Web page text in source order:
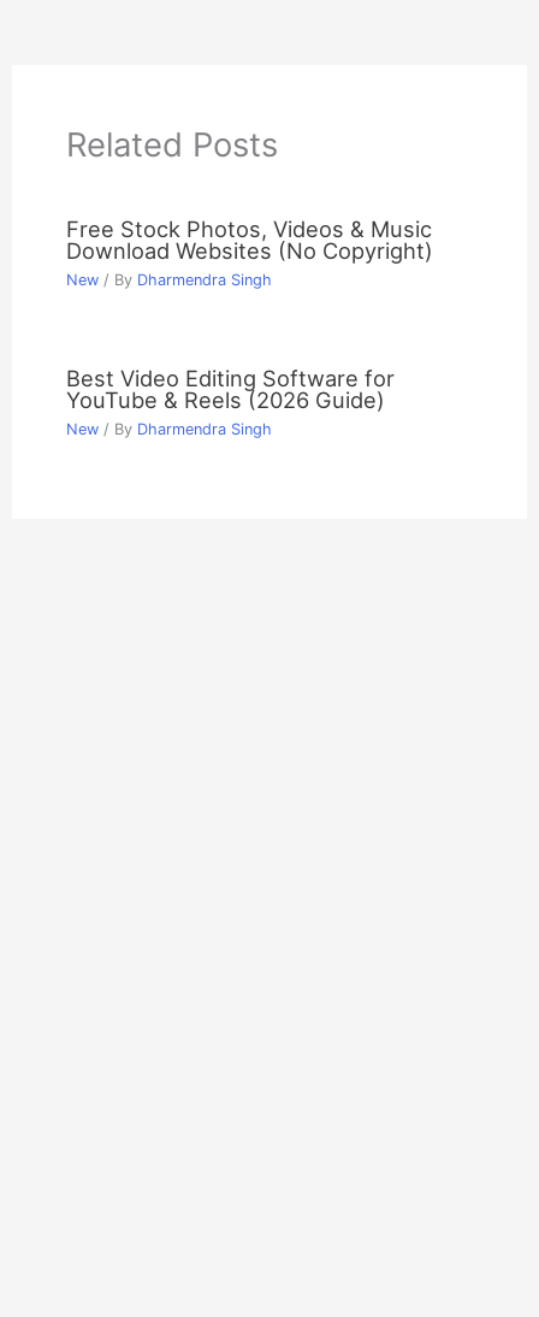
Related Posts
Free Stock Photos, Videos & Music
Download Websites (No Copyright)
New / By Dharmendra Singh
Best Video Editing Software for
YouTube & Reels (2026 Guide)
New / By Dharmendra Singh